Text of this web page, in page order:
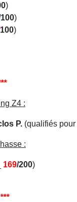
)
)
)
Z4 :
P. (qualifiés
:
169/200)